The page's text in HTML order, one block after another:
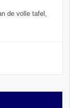
de volle tafel,